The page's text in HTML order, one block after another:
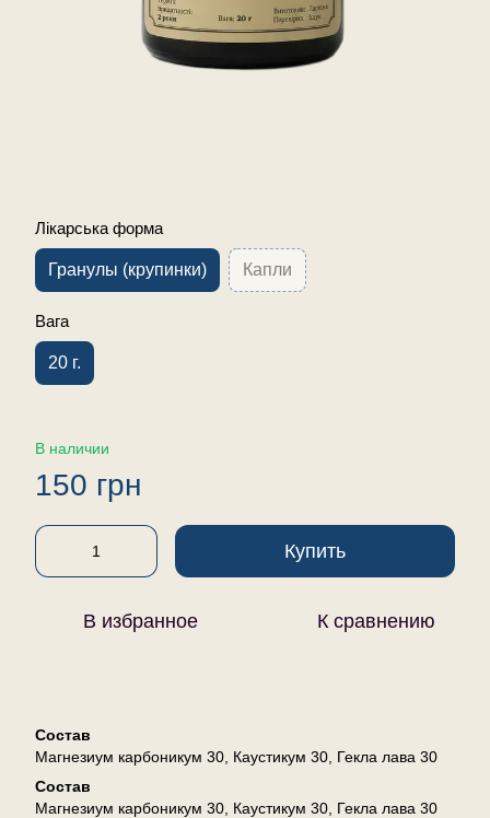
Лікарська форма
Гранулы (крупинки) Капли
Вага
20 г.
В наличии
150 грн
Купить
В избранное К сравнению
Состав
Магнезиум карбоникум 30, Каустикум 30, Гекла лава 30
Состав
Магнезиум карбоникум 30, Каустикум 30, Гекла лава 30